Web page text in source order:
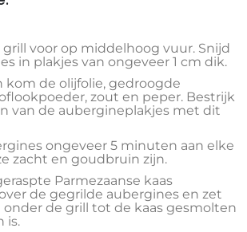
voor op middelhoog vuur. Snijd
in plakjes van ongeveer 1 cm dik.
kom de olijfolie, gedroogde
zout en peper. Bestrijk
van de aubergineplakjes met dit
ongeveer 5 minuten aan elke
zacht en goudbruin zijn.
Parmezaanse kaas
de gegrilde aubergines en zet
onder de grill tot de kaas gesmolten
is.